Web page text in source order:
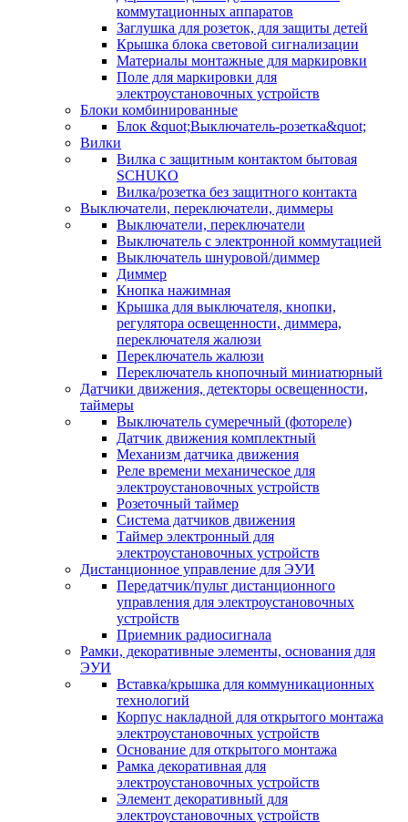
коммутационных аппаратов
Заглушка для розеток, для защиты детей
Крышка блока световой сигнализации
Материалы монтажные для маркировки
Поле для маркировки для
электроустановочных устройств
Блоки комбинированные
Блок &quot;Выключатель-розетка&quot;
Вилки
Вилка с защитным контактом бытовая
SCHUKO
Вилка/розетка без защитного контакта
Выключатели, переключатели, диммеры
Выключатели, переключатели
Выключатель с электронной коммутацией
Выключатель шнуровой/диммер
Диммер
Кнопка нажимная
Крышка для выключателя, кнопки,
регулятора освещенности, диммера,
переключателя жалюзи
Переключатель жалюзи
Переключатель кнопочный миниатюрный
Датчики движения, детекторы освещенности,
таймеры
Выключатель сумеречный (фотореле)
Датчик движения комплектный
Механизм датчика движения
Реле времени механическое для
электроустановочных устройств
Розеточный таймер
Система датчиков движения
Таймер электронный для
электроустановочных устройств
Дистанционное управление для ЭУИ
Передатчик/пульт дистанционного
управления для электроустановочных
устройств
Приемник радиосигнала
Рамки, декоративные элементы, основания для
ЭУИ
Вставка/крышка для коммуникационных
технологий
Корпус накладной для открытого монтажа
электроустановочных устройств
Основание для открытого монтажа
Рамка декоративная для
электроустановочных устройств
Элемент декоративный для
электроустановочных устройств